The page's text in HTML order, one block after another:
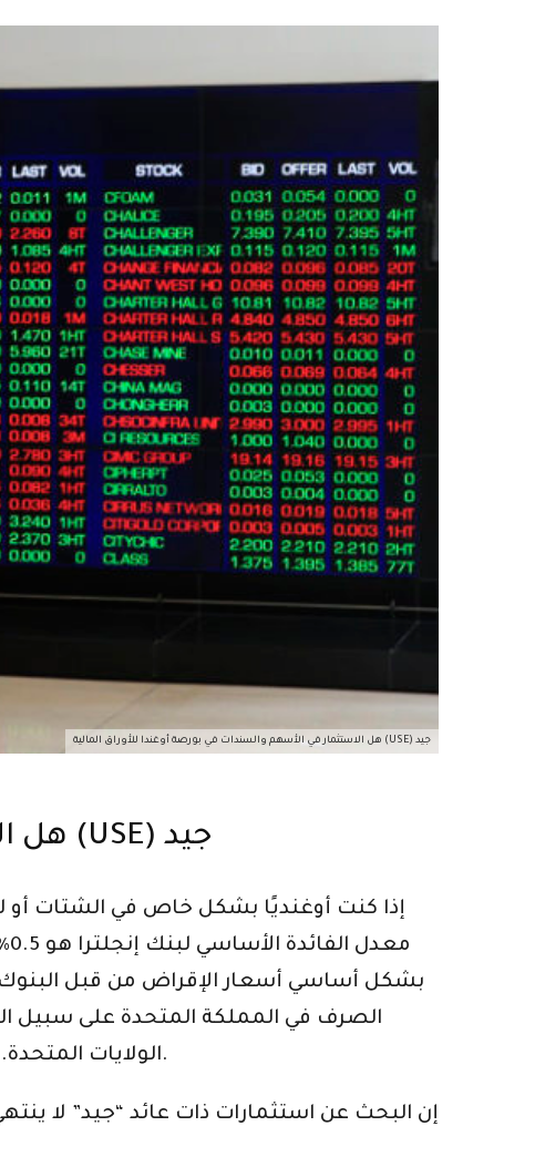
هل الاستثمار في الأسهم والسندات في بورصة أوغندا للأوراق المالية (USE) جيد
هل الاستثمار في الأسهم والسندات في بورصة أوغندا للأوراق المالية (USE) جيد
إذا كنت أوغنديًا بشكل خاص في الشتات أو
بشكل أساسي أسعار الإقراض من قبل البنوك
الولايات المتحدة. لذلك يمكنك أن تتوقع أن الفائدة التي ستحصل عليها على مدخراتك ستكون قريبة من الصفر.
إن البحث عن استثمارات ذات عائد “جيد” لا